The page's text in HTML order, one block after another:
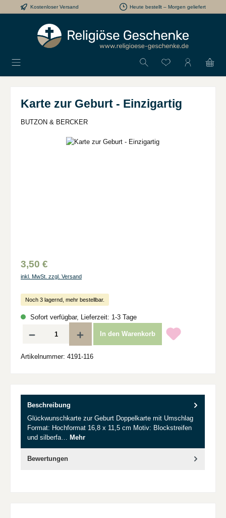
Zum Hauptinhalt springen
Kostenloser Versand Heute bestellt – Morgen geliefert
Du hast 0
Karte zur Geburt - Einzigartig
BUTZON & BERCKER
Bildergalerie überspringen
3,50 €
inkl. MwSt. zzgl. Versand
Noch 3 lagernd, mehr bestellbar.
Sofort verfügbar, Lieferzeit: 1-3 Tage
Produkt Anzahl: Gib den gewünschten Wert ein oder benutze die Schaltflächen
In den Warenkorb
Artikelnummer: 4191-116
Beschreibung
Glückwunschkarte zur Geburt Doppelkarte mit Umschlag
Format: Hochformat 16,8 x 11,5 cm Motiv: Blockstreifen
und silberfa… Mehr
Bewertungen